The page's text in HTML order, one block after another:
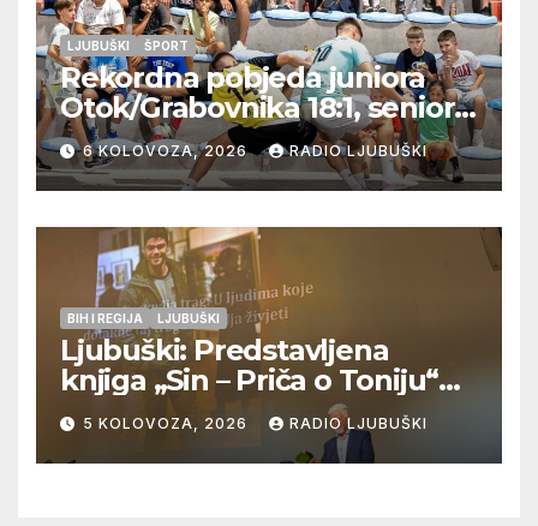
LJUBUŠKI ŠPORT
Rekordna pobjeda juniora
Otok/Grabovnika 18:1, seniori
Pregrađa u četvrtfinalu,
Veljaci i Cerno/Crnopod u
doigravanju, Grljevići završili
natjecanje
6 KOLOVOZA, 2026 RADIO LJUBUŠKI
BIH I REGIJA LJUBUŠKI
Ljubuški: Predstavljena
knjiga „Sin – Priča o Toniju“
dr. sc. Zdenka Hercega
5 KOLOVOZA, 2026 RADIO LJUBUŠKI